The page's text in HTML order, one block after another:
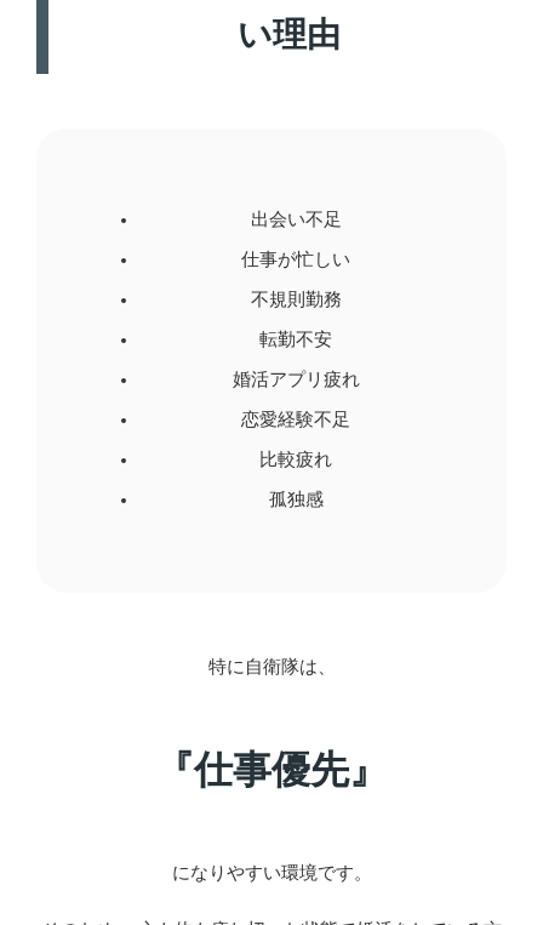
い理由
出会い不足
仕事が忙しい
不規則勤務
転勤不安
婚活アプリ疲れ
恋愛経験不足
比較疲れ
孤独感
特に自衛隊は、
『仕事優先』
になりやすい環境です。